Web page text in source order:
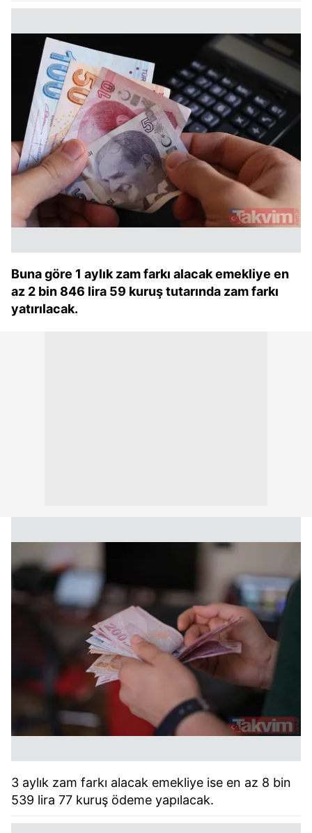
Buna göre 1 aylık zam farkı alacak emekliye en
az 2 bin 846 lira 59 kuruş tutarında zam farkı
yatırılacak.
3 aylık zam farkı alacak emekliye ise en az 8 bin
539 lira 77 kuruş ödeme yapılacak.